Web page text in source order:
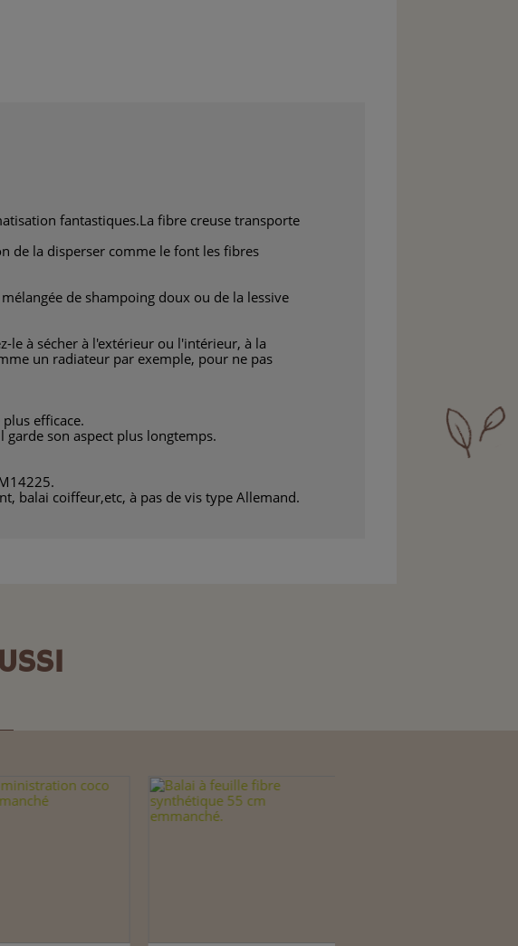
fantastiques.La fibre creuse transporte
de la disperser comme le font les fibres
de shampoing doux ou de la lessive
le à sécher à l'extérieur ou l'intérieur, à la
un radiateur par exemple, pour ne pas
efficace.
son aspect plus longtemps.
balai coiffeur,etc, à pas de vis type Allemand.